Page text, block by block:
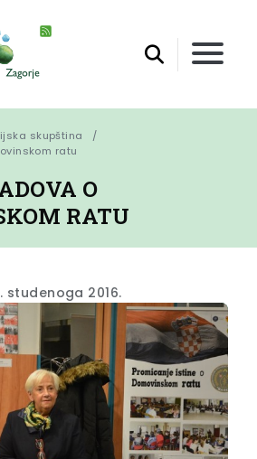
skupština
ratu
O
RATU
studenoga 2016.